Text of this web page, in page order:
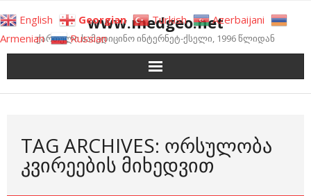
to
content
www.medgeo.net
ქართული სამედიცინო ინტერნეტ-ქსელი, 1996 წლიდან
TAG ARCHIVES: ᲝᲠᲡᲣᲚᲝᲑᲐ
ᲙᲕᲘᲠᲔᲔᲑᲘᲡ ᲛᲘᲮᲔᲓᲕᲘᲗ
English Georgian Turkish
Azerbaijani
Armenian
Russian